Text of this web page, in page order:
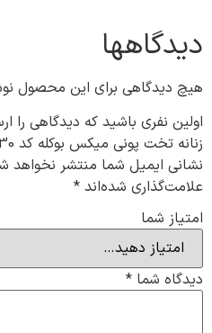
دیدگاهها
هیچ دیدگاهی برای این محصول
اولین نفری باشید که دیدگاهی را
زنانه تخت پونی میکس بوکله کد 1030 لادن (۱۰ جفتی)”
نشانی ایمیل شما منتشر نخواهد
علامت‌گذاری شده‌اند *
امتیاز شما
دیدگاه شما *